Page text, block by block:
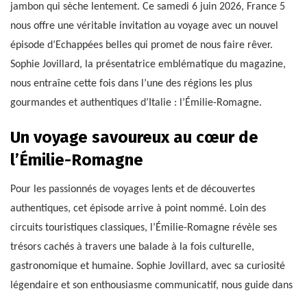
jambon qui sèche lentement. Ce samedi 6 juin 2026, France 5
nous offre une véritable invitation au voyage avec un nouvel
épisode d’Echappées belles qui promet de nous faire rêver.
Sophie Jovillard, la présentatrice emblématique du magazine,
nous entraîne cette fois dans l’une des régions les plus
gourmandes et authentiques d’Italie : l’Émilie-Romagne.
Un voyage savoureux au cœur de
l’Émilie-Romagne
Pour les passionnés de voyages lents et de découvertes
authentiques, cet épisode arrive à point nommé. Loin des
circuits touristiques classiques, l’Émilie-Romagne révèle ses
trésors cachés à travers une balade à la fois culturelle,
gastronomique et humaine. Sophie Jovillard, avec sa curiosité
légendaire et son enthousiasme communicatif, nous guide dans